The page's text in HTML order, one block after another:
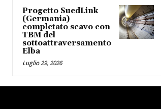
Progetto SuedLink
(Germania)
completato scavo con
TBM del
sottoattraversamento
Elba
Luglio 29, 2026